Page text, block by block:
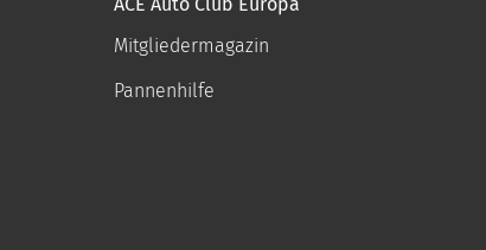
Mitgliedermagazin
Pannenhilfe